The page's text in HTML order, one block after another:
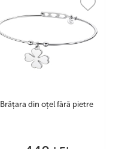
Brățara din oțel fără pietre